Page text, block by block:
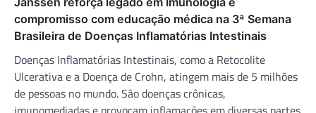
compromisso com educação médica na 3ª Semana
Brasileira de Doenças Inflamatórias Intestinais
Doenças Inflamatórias Intestinais, como a Retocolite
Ulcerativa e a Doença de Crohn, atingem mais de 5 milhões
de pessoas no mundo. São doenças crônicas,